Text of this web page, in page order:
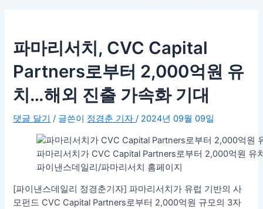
파마리서치, CVC Capital
Partners로부터 2,000억원 유
치…해외 진출 가속화 기대
댓글 달기 / 글쓴이 정경춘 기자/ 2024년 09월 09일
파마리서치가 CVC Capital Partners로부터 2,000억원
파이낸스데일리/파마리서치 홈페이지
[파이낸스데일리 정경춘기자] 파마리서치가 유럽 기반의 사
모펀드 CVC Capital Partners로부터 2,000억원 규모의 3자